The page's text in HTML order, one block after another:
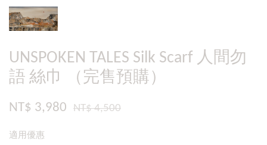
UNSPOKEN TALES Silk Scarf 人間勿
語 絲巾 （完售預購）
NT$ 3,980 NT$ 4,500
適用優惠